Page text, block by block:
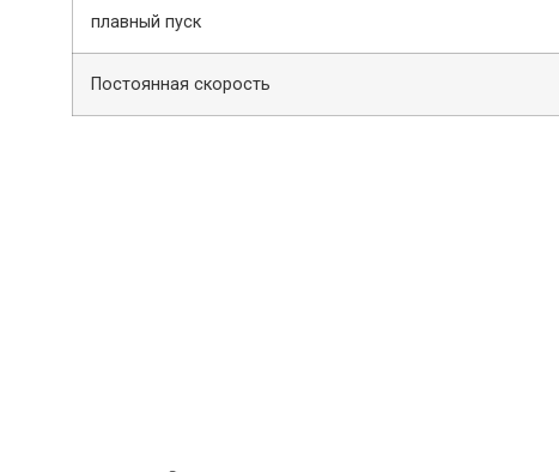
плавный пуск
Постоянная скорость